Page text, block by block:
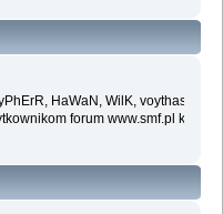
HaWaN, WilK, voythas i
forum www.smf.pl którzy